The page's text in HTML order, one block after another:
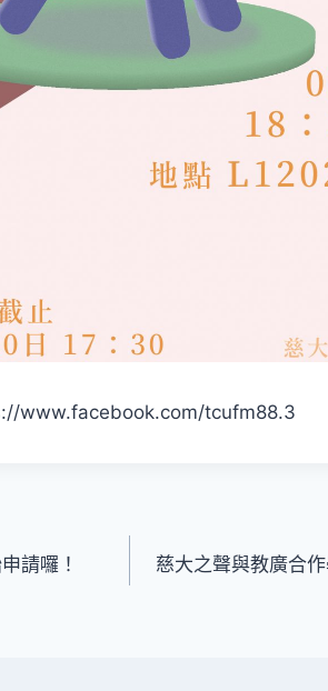
www.facebook.com/tcufm88.3
請囉！
慈大之聲與教廣合